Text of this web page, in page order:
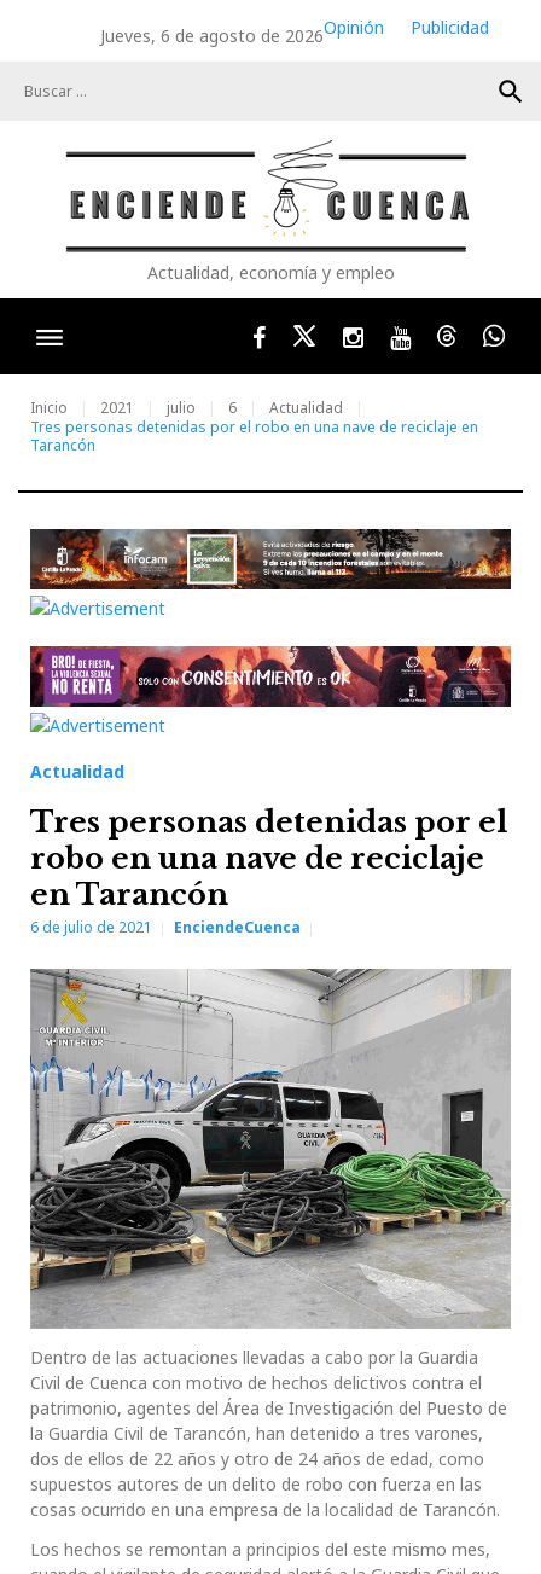
Jueves, 6 de agosto de 2026Opinión
Publicidad
search
Actualidad, economía y empleo
FacebookTwitterInstagram
YoutubeThreads
Inicio 2021 julio 6
Actualidad
Tres personas detenidas por el robo en una nave de reciclaje en
Tarancón
Actualidad
Tres personas detenidas por el
robo en una nave de reciclaje
en Tarancón
6 de julio de 2021 EnciendeCuenca
Dentro de las actuaciones llevadas a cabo por la Guardia
Civil de Cuenca con motivo de hechos delictivos contra el
patrimonio, agentes del Área de Investigación del Puesto de
la Guardia Civil de Tarancón, han detenido a tres varones,
dos de ellos de 22 años y otro de 24 años de edad, como
supuestos autores de un delito de robo con fuerza en las
cosas ocurrido en una empresa de la localidad de Tarancón.
Los hechos se remontan a principios del este mismo mes,